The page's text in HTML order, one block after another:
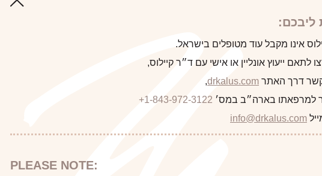
This 55 year old woman prior to and two weeks
ליבכם:
אינו מקבל עוד מטופלים בישראל.
לתאם ייעוץ אונליין או אישי עם ד״ר קיילוס,
קשר דרך האתר drkalus.com
,
למרפאתו בארה״ב במס׳ +1-843-972-3122
info@drkalus.com
PLEASE NOTE: